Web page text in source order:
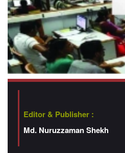
Editor & Publisher :
Md. Nuruzzaman Shekh